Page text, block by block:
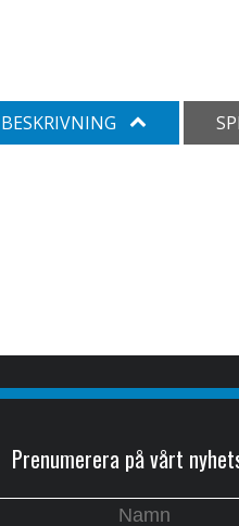
BESKRIVNING
Prenumerera på vårt